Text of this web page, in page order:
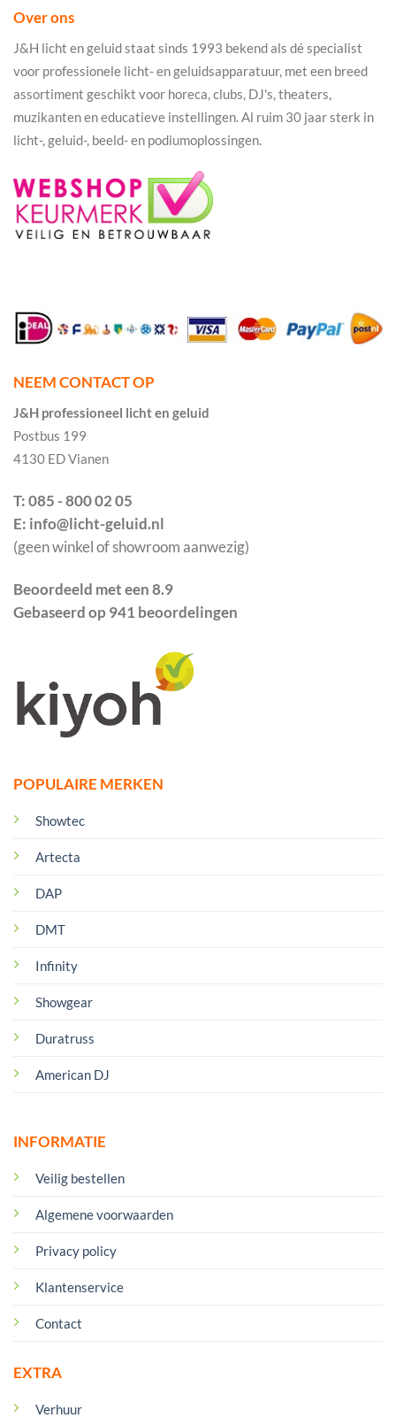
Over ons
J&H licht en geluid staat sinds 1993 bekend als dé specialist
voor professionele licht- en geluidsapparatuur, met een breed
assortiment geschikt voor horeca, clubs, DJ's, theaters,
muzikanten en educatieve instellingen. Al ruim 30 jaar sterk in
licht-, geluid-, beeld- en podiumoplossingen.
POPULAIRE MERKEN
Showtec
Artecta
DAP
DMT
Infinity
Showgear
Duratruss
American DJ
INFORMATIE
Veilig bestellen
Algemene voorwaarden
Privacy policy
Klantenservice
Contact
EXTRA
Verhuur
NEEM CONTACT OP
J&H professioneel licht en geluid
Postbus 199
4130 ED Vianen
T: 085 - 800 02 05
E: info@licht-geluid.nl
(geen winkel of showroom aanwezig)
Beoordeeld met een 8.9
Gebaseerd op 941 beoordelingen